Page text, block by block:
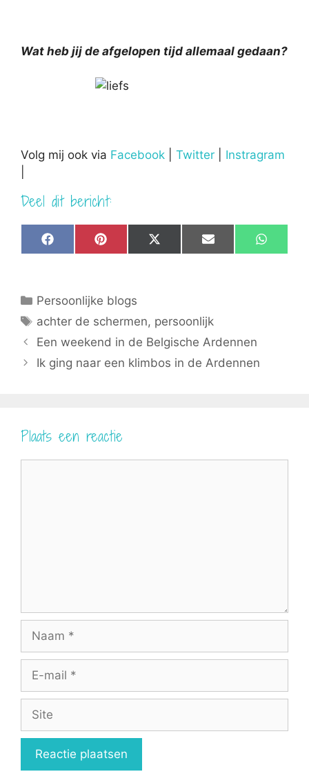
Wat heb jij de afgelopen tijd allemaal gedaan?
Volg mij ook via Facebook Twitter
Instragram
Deel dit bericht:
Share
on
F
a
o
o
k
Share
on
P
i
r
e
s
t
Share
on
X
(
e
r
)
Share
on
E
m
Share
on
W
h
Categorieën
Persoonlijke blogs
Tags
achter de schermen, persoonlijk
Een weekend in de Belgische Ardennen
Ik ging naar een klimbos in de Ardennen
Plaats een reactie
Naam
Site